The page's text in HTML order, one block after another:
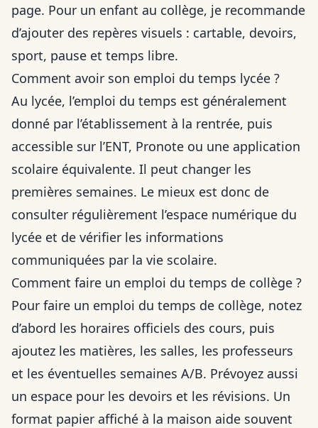
page. Pour un enfant au collège, je recommande
d’ajouter des repères visuels : cartable, devoirs,
sport, pause et temps libre.
Comment avoir son emploi du temps lycée ?
Au lycée, l’emploi du temps est généralement
donné par l’établissement à la rentrée, puis
accessible sur l’ENT, Pronote ou une application
scolaire équivalente. Il peut changer les
premières semaines. Le mieux est donc de
consulter régulièrement l’espace numérique du
lycée et de vérifier les informations
communiquées par la vie scolaire.
Comment faire un emploi du temps de collège ?
Pour faire un emploi du temps de collège, notez
d’abord les horaires officiels des cours, puis
ajoutez les matières, les salles, les professeurs
et les éventuelles semaines A/B. Prévoyez aussi
un espace pour les devoirs et les révisions. Un
format papier affiché à la maison aide souvent